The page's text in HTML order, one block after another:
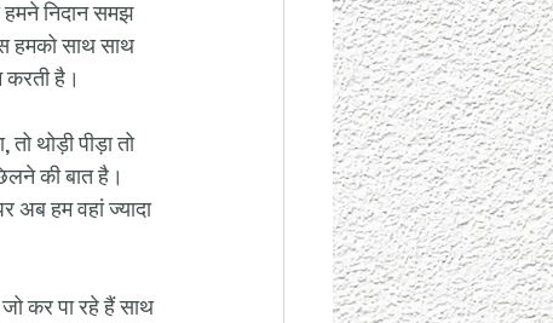
निदान समझ
हमको साथ साथ
करती है।
थोड़ी पीड़ा तो
की बात है।
अब हम वहां ज्यादा
कर पा रहे हैं साथ